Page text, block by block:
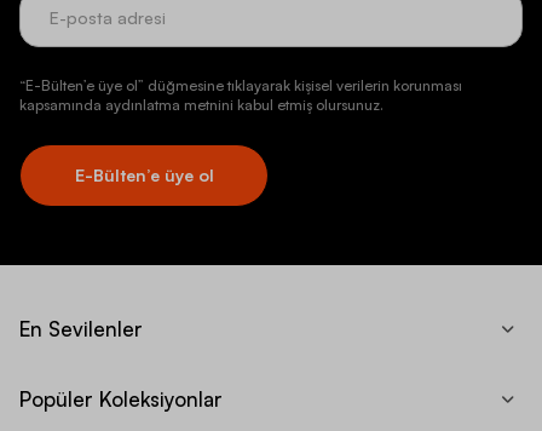
“E-Bülten’e üye ol” düğmesine tıklayarak kişisel verilerin korunması
kapsamında aydınlatma metnini kabul etmiş olursunuz.
E-Bülten’e üye ol
En Sevilenler
Popüler Koleksiyonlar